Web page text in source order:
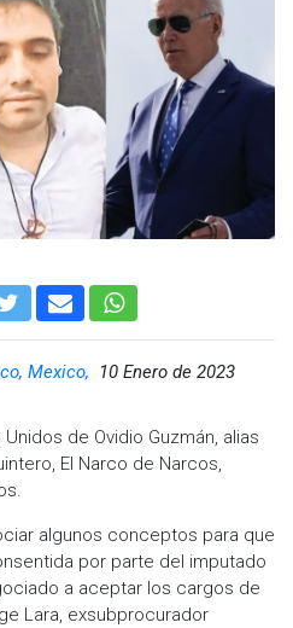
Mexico,
10 Enero de 2023
de Ovidio Guzmán, alias
El Narco de Narcos,
algunos conceptos para que
por parte del imputado
a aceptar los cargos de
Lara, exsubprocurador